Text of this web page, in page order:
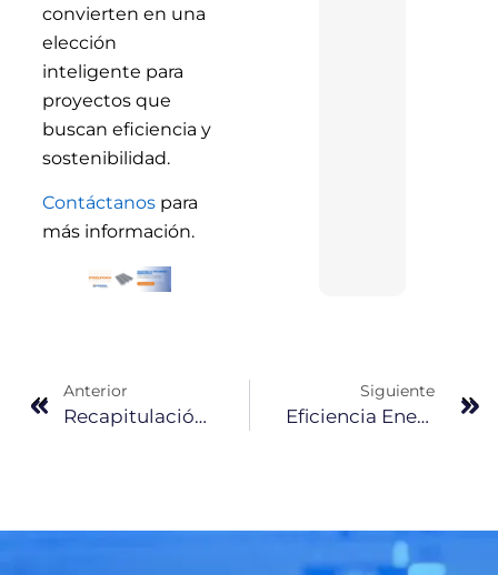
convierten en una
elección
inteligente para
proyectos que
buscan eficiencia y
sostenibilidad.
Contáctanospara
más información.
Anterior
Recapitulación FANOSA 2023
Siguiente
Eficiencia Energética En Edificios: Apostando Por La Sostenibilidad